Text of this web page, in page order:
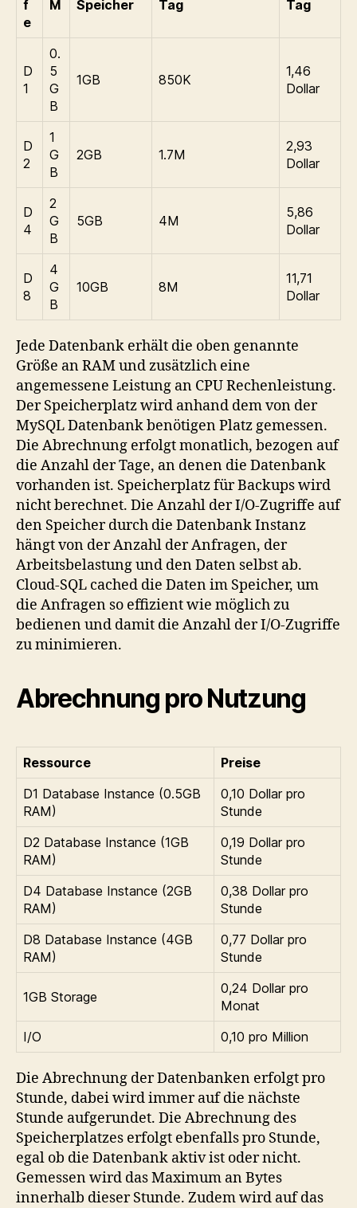
f
e
M Speicher Tag Tag
D
1
0.
5
G
B
1GB 850K
1,46
Dollar
D
2
1
G
B
2GB 1.7M
2,93
Dollar
D
4
2
G
B
5GB 4M
5,86
Dollar
D
8
4
G
B
10GB 8M
11,71
Dollar
Jede Datenbank erhält die oben genannte
Größe an RAM und zusätzlich eine
angemessene Leistung an CPU Rechenleistung.
Der Speicherplatz wird anhand dem von der
MySQL Datenbank benötigen Platz gemessen.
Die Abrechnung erfolgt monatlich, bezogen auf
die Anzahl der Tage, an denen die Datenbank
vorhanden ist. Speicherplatz für Backups wird
nicht berechnet. Die Anzahl der I/O-Zugriffe auf
den Speicher durch die Datenbank Instanz
hängt von der Anzahl der Anfragen, der
Arbeitsbelastung und den Daten selbst ab.
Cloud-SQL cached die Daten im Speicher, um
die Anfragen so effizient wie möglich zu
bedienen und damit die Anzahl der I/O-Zugriffe
zu minimieren.
Abrechnung pro Nutzung
Ressource
Preise
D1 Database Instance (0.5GB
RAM)
0,10 Dollar pro
Stunde
D2 Database Instance (1GB
RAM)
0,19 Dollar pro
Stunde
D4 Database Instance (2GB
RAM)
0,38 Dollar pro
Stunde
D8 Database Instance (4GB
RAM)
0,77 Dollar pro
Stunde
1GB Storage
0,24 Dollar pro
Monat
I/O
0,10 pro Million
Die Abrechnung der Datenbanken erfolgt pro
Stunde, dabei wird immer auf die nächste
Stunde aufgerundet. Die Abrechnung des
Speicherplatzes erfolgt ebenfalls pro Stunde,
egal ob die Datenbank aktiv ist oder nicht.
Gemessen wird das Maximum an Bytes
innerhalb dieser Stunde. Zudem wird auf das